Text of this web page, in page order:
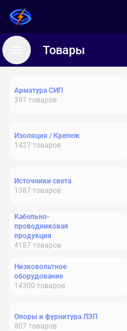
Товары
Арматура СИП
397 товаров
Изоляция / Крепеж
1427 товаров
Источники света
1387 товаров
Кабельно-
проводниковая
продукция
4187 товаров
Низковольтное
оборудование
14300 товаров
Опоры и фурнитура ЛЭП
807 товаров